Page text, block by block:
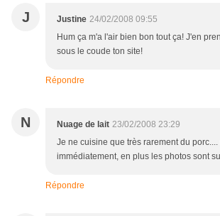
J Justine 24/02/2008 09:55
Hum ça m'a l'air bien bon tout ça! J'en
sous le coude ton site!
Répondre
N Nuage de lait 23/02/2008 23:29
Je ne cuisine que très rarement du
immédiatement, en plus les photos sont
Répondre